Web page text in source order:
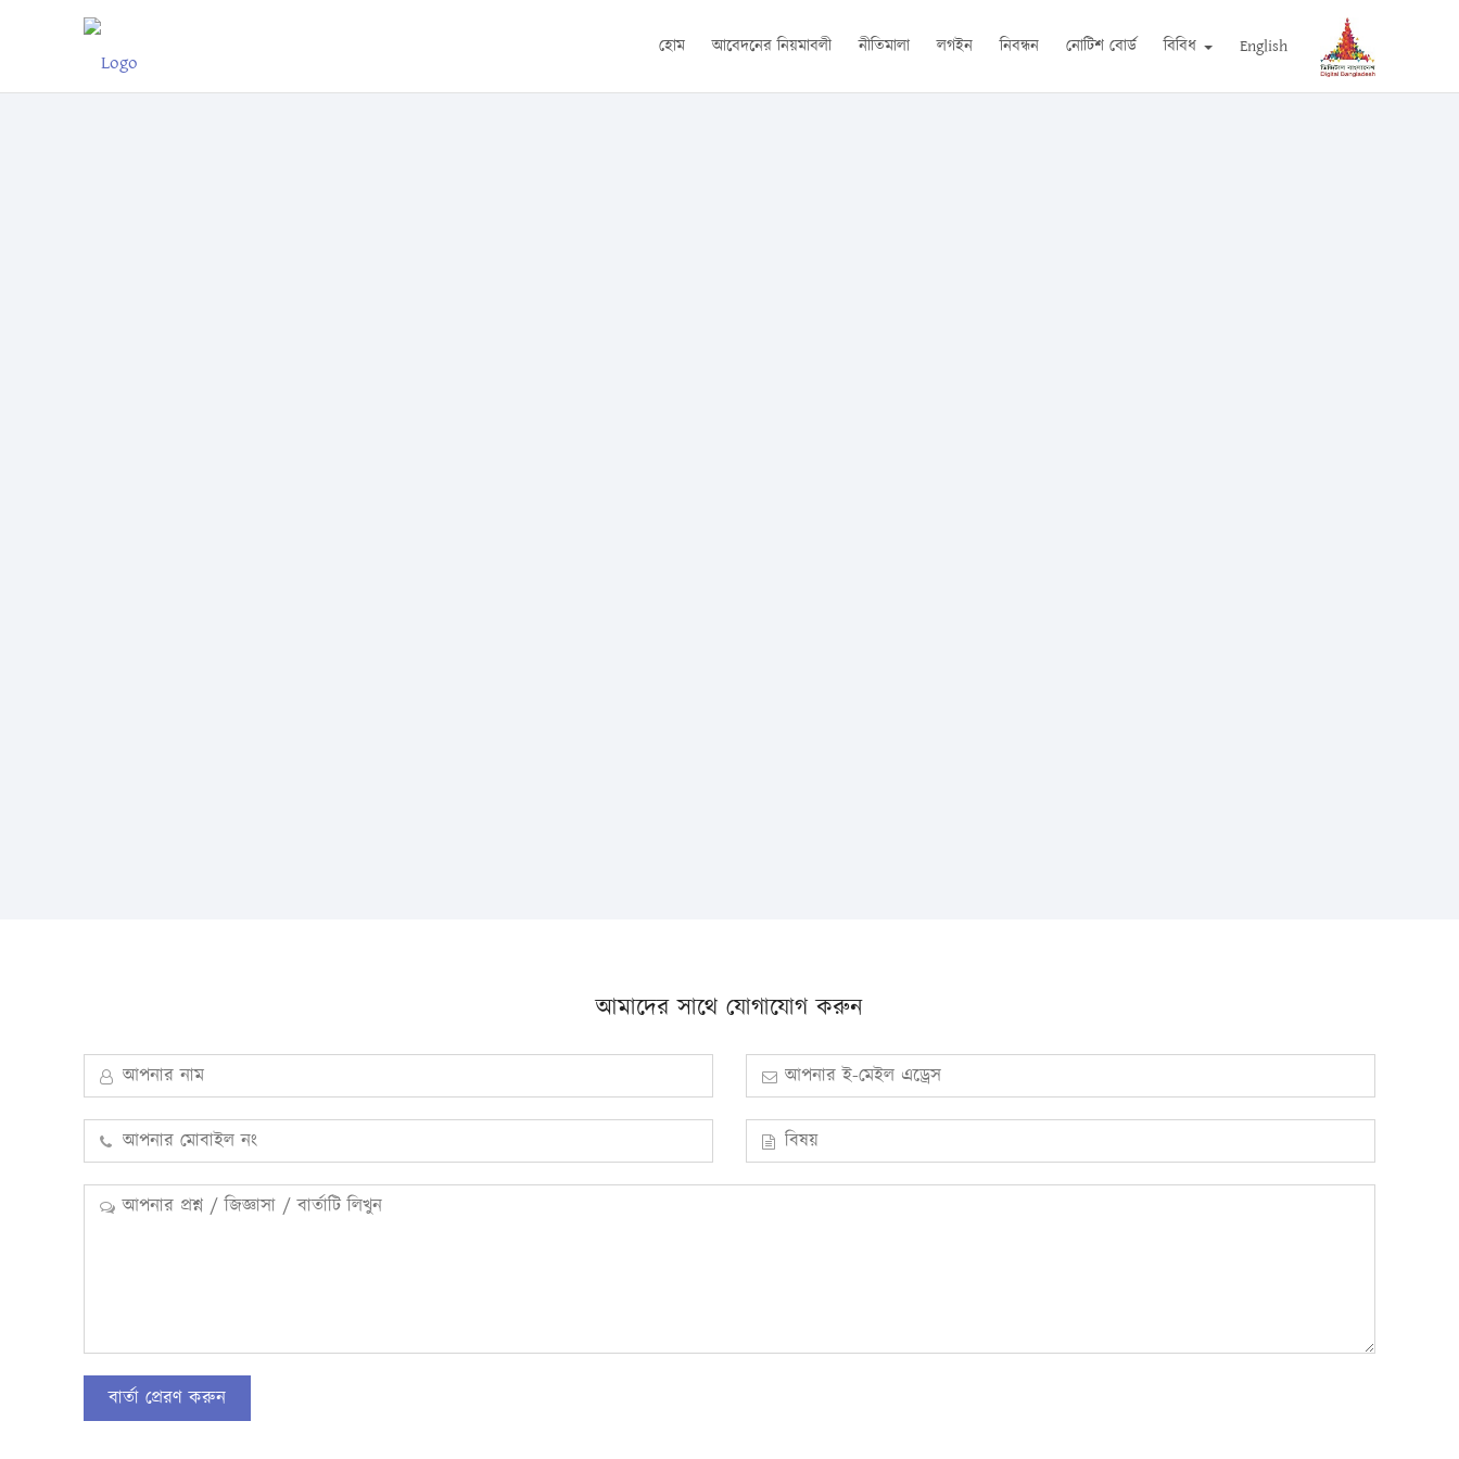
হোম আবেদনের নিয়মাবলী নীতিমালা লগইন নিবন্ধন নোটিশ বোর্ড বিবিধ English
আমাদের সাথে যোগাযোগ করুন
বার্তা প্রেরণ করুন